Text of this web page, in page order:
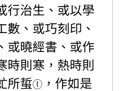
行治生、或以學
數、或巧刻印、
或曉經書、或作
時則寒，熱時則
所蜇ⓛ ，作如是